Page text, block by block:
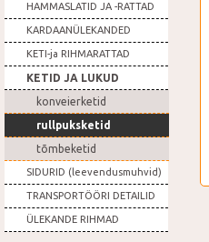
HAMMASLATID JA -RATTAD
KARDAANÜLEKANDED
KETI-ja RIHMARATTAD
KETID JA LUKUD
konveierketid
rullpuksketid
tõmbeketid
SIDURID (leevendusmuhvid)
TRANSPORTÖÖRI DETAILID
ÜLEKANDE RIHMAD